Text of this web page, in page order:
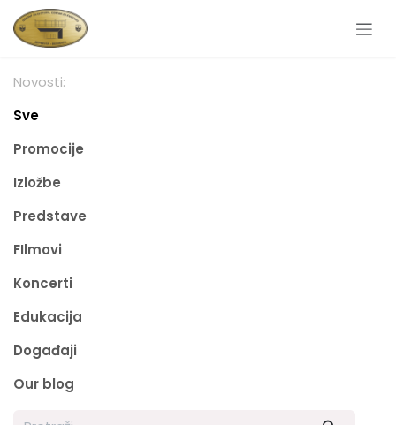
Skip to Content
Novosti:
Sve
Promocije
Izložbe
Predstave
FIlmovi
Koncerti
Edukacija
Događaji
Our blog